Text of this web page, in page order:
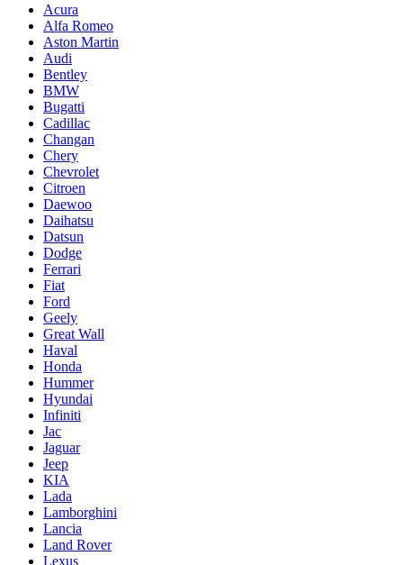
Acura
Alfa Romeo
Aston Martin
Audi
Bentley
BMW
Bugatti
Cadillac
Changan
Chery
Chevrolet
Citroen
Daewoo
Daihatsu
Datsun
Dodge
Ferrari
Fiat
Ford
Geely
Great Wall
Haval
Honda
Hummer
Hyundai
Infiniti
Jac
Jaguar
Jeep
KIA
Lada
Lamborghini
Lancia
Land Rover
Lexus